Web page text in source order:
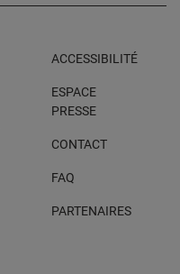
ACCESSIBILITÉ
ESPACE
PRESSE
CONTACT
FAQ
PARTENAIRES